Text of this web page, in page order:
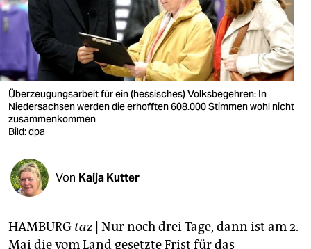
verlag
verlag
veranstaltungen
shop
fragen & hilfe
unterstützen
abo
epaper login
Überzeugungsarbeit für ein (hessisches) Volksbegehren: In
Niedersachsen werden die erhofften 608.000 Stimmen wohl nicht
zusammenkommen
Bild: dpa
Von Kaija Kutter
HAMBURG taz| Nur noch drei Tage, dann ist am 2.
Mai die vom Land gesetzte Frist für das